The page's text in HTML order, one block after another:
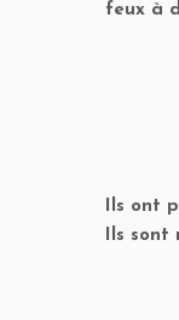
feux à
Ils ont
Ils sont